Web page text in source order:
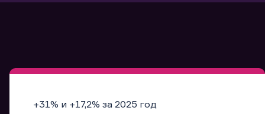
+31% и +17,2% за 2025 год